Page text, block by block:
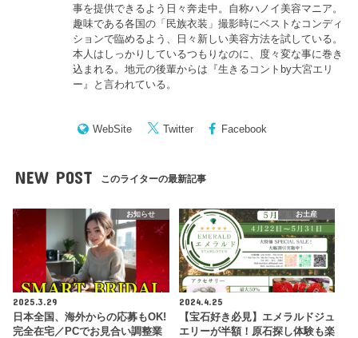
事を提供できるよう日々奔走中。自称ハノイ美容マニア。
趣味である各国の「民族衣装」撮影時にベストなコンディ
ションで臨めるよう、日々新しい美容方法を試している。
本人はしっかりしているつもりなのに、度々変な事に巻き
込まれる。地元の後輩からは『生きるコントby大宮エリ
ー 』と言われている。
WebSite Twitter Facebook
NEW POST このライターの最新記事
お知らせ
2025.3.29
日本全国、海外からの応募もOK!
完全在宅／PCでお見合い調整業
お土産
2024.4.25
【宝石好き必見】エメラルドジュ
エリーが半額！原石探し体験も楽